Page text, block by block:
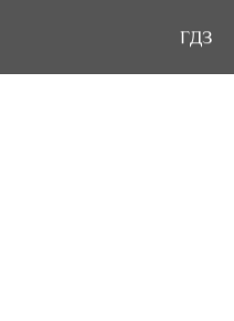
ГДЗ
ГДЗ